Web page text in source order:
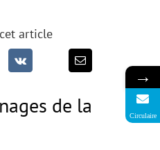
article
de la
→
Circulaire